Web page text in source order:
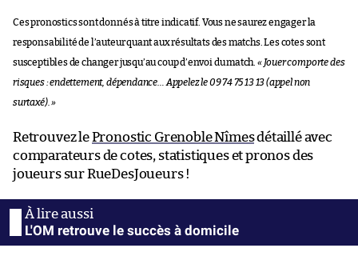
Ces pronostics sont donnés à titre indicatif. Vous ne saurez engager la
responsabilité de l’auteur quant aux résultats des matchs. Les cotes sont
susceptibles de changer jusqu’au coup d’envoi du match. « Jouer comporte des
risques : endettement, dépendance… Appelez le 09 74 75 13 13 (appel non
surtaxé). »
Retrouvez lePronostic Grenoble Nîmesdétaillé avec
comparateurs de cotes, statistiques et pronos des
joueurs sur RueDesJoueurs !
L'OM retrouve le succès à domicile